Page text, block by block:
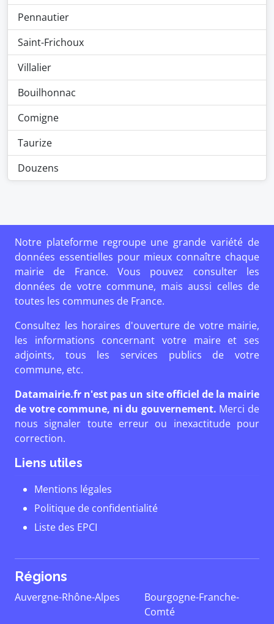
Pennautier
Saint-Frichoux
Villalier
Bouilhonnac
Comigne
Taurize
Douzens
Notre plateforme regroupe une grande variété de
données essentielles pour mieux connaître chaque
mairie de France. Vous pouvez consulter les
données de votre commune, mais aussi celles de
toutes les communes de France.
Consultez les horaires d'ouverture de votre mairie,
les informations concernant votre maire et ses
adjoints, tous les services publics de votre
commune, etc.
Datamairie.fr n'est pas un site officiel de la mairie
de votre commune, ni du gouvernement. Merci de
nous signaler toute erreur ou inexactitude pour
correction.
Liens utiles
Mentions légales
Politique de confidentialité
Liste des EPCI
Régions
Auvergne-Rhône-Alpes
Bourgogne-Franche-
Comté